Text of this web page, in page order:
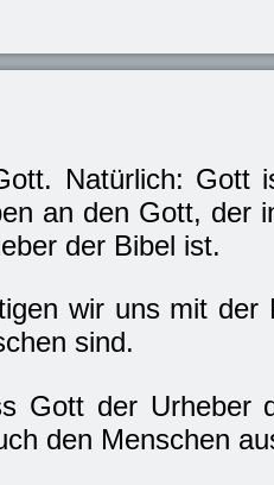
Natürlich: Gott
an den Gott, der
der Bibel ist.
wir uns mit
sind.
Gott der
den Menschen